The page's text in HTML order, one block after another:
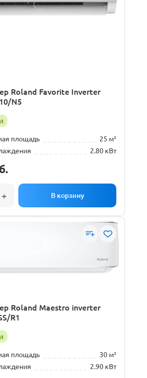
Roland Favorite Inverter
N5
площадь
25 м²
2.80 кВт
Roland Maestro inverter
R1
площадь
30 м²
2.90 кВт